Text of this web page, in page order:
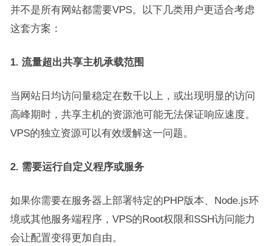
并不是所有网站都需要VPS。以下几类用户更适合考虑
这套方案：
1. 流量超出共享主机承载范围
当网站日均访问量稳定在数千以上，或出现明显的访问
高峰期时，共享主机的资源池可能无法保证响应速度。
VPS的独立资源可以有效缓解这一问题。
2. 需要运行自定义程序或服务
如果你需要在服务器上部署特定的PHP版本、Node.js环
境或其他服务端程序，VPS的Root权限和SSH访问能力
会让配置变得更加自由。